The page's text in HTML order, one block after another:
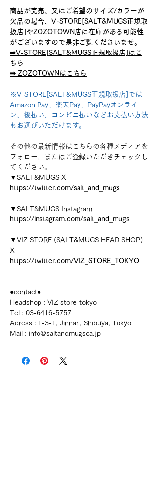
商品が完売、又はご希望のサイズ/カラーが
欠品の場合、V-STORE[SALT&MUGS正規取
扱店]やZOZOTOWN店に在庫がある可能性
がございますので是非ご覧くださいませ。
➡︎V-STORE[SALT&MUGS正規取扱店]はこ
ちら
➡︎ ZOZOTOWNはこちら
※V-STORE[SALT&MUGS正規取扱店]では
Amazon Pay、楽天Pay、PayPayオンライ
ン、後払い、コンビニ払いなどお支払い方法
もお選びいただけます。
その他の最新情報はこちらの各種メディアを
フォロー、またはご登録いただきチェックし
てください。
▼SALT&MUGS X
https://twitter.com/salt_and_mugs
▼SALT&MUGS Instagram
https://instagram.com/salt_and_mugs
▼VIZ STORE (SALT&MUGS HEAD SHOP)
X
https://twitter.com/VIZ_STORE_TOKYO
●contact●
Headshop : VIZ store-tokyo
Tel : 03-6416-5757
Adress : 1-3-1, Jinnan, Shibuya, Tokyo
Mail : info@saltandmugsca.jp